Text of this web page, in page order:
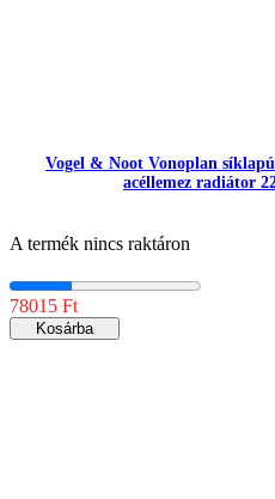
Vogel & Noot Vonoplan
acéllemez radiátor
A termék nincs raktáron
78015 Ft
Kosárba